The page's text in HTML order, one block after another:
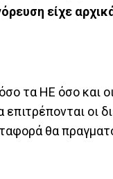
είχε
τα ΗΕ όσο και
οι
θα